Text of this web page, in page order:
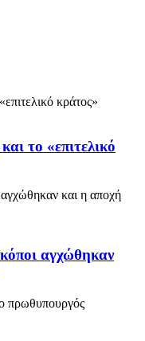
το «επιτελικό
αγχώθηκαν